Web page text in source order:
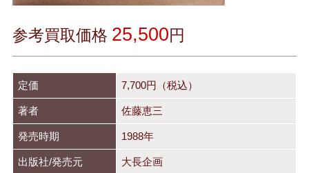
参考買取価格 25,500 円
定価 7,700円（税込）
著者 佐藤恵三
発売時期 1988年
出版社/発売元 大長企画